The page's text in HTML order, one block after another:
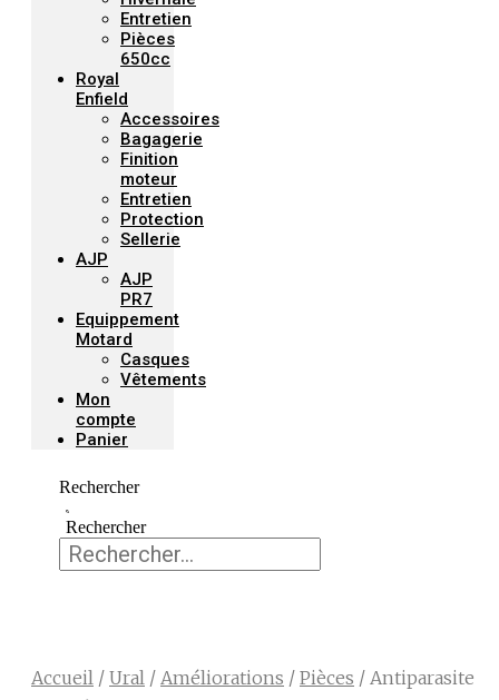
Entretien
Pièces
650cc
Royal
Enfield
Accessoires
Bagagerie
Finition
moteur
Entretien
Protection
Sellerie
AJP
AJP
PR7
Equippement
Motard
Casques
Vêtements
Mon
compte
Panier
Rechercher
Rechercher
Accueil / Ural / Améliorations / Pièces / Antiparasite